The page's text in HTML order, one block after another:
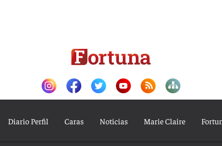
Diario Perfil Caras Noticias Marie Claire